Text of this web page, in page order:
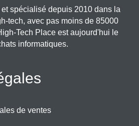
spécialisé depuis 2010 dans la
tech, avec pas moins de 85000
Tech Place est aujourd'hui le
informatiques.
de ventes